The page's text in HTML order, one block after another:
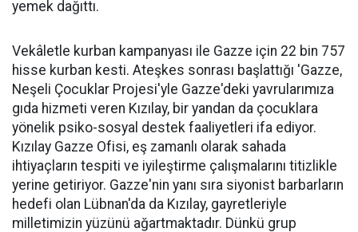
yemek dağıttı.
Vekâletle kurban kampanyası ile Gazze için 22 bin 757
hisse kurban kesti. Ateşkes sonrası başlattığı 'Gazze,
Neşeli Çocuklar Projesi'yle Gazze'deki yavrularımıza
gıda hizmeti veren Kızılay, bir yandan da çocuklara
yönelik psiko-sosyal destek faaliyetleri ifa ediyor.
Kızılay Gazze Ofisi, eş zamanlı olarak sahada
ihtiyaçların tespiti ve iyileştirme çalışmalarını titizlikle
yerine getiriyor. Gazze'nin yanı sıra siyonist barbarların
hedefi olan Lübnan'da da Kızılay, gayretleriyle
milletimizin yüzünü ağartmaktadır. Dünkü grup